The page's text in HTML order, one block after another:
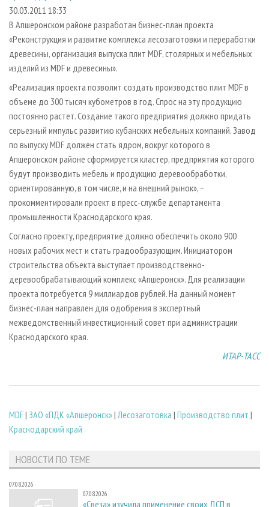
СУШКА ДРЕВЕСИНЫ
ПРОИЗВОДСТВО ДРЕВЕСНЫХ ПЛИТ
ДЕРЕВЯННОЕ ДОМОСТРОЕНИЕ
ПРОИЗВОДСТВО МЕБЕЛИ
БИОЭНЕРГЕТИКА
ЦБП
ИНСТРУМЕНТ И МАТЕРИАЛЫ
ПЕРСОНЫ
МОБИЛЬНЫЕ ВЫСТАВКИ
ОФИЦИАЛЬНЫЕ ДЕЛЕГАЦИИ
ПРИОРИТЕТНЫЕ ИНВЕСТПРОЕКТЫ
RUSSIAN FORESTRY REVIEW
ГАЗЕТА ЛЕСПРОМФОРУМ
БИБЛИОТЕКА СПЕЦИАЛИСТА
КОНТАКТЫ
РЕКЛАМА
РЕКЛАМА НА САЙТЕ
30.03.2011 18:33
В Апшеронском районе разработан бизнес-план проекта
«Реконструкция и развитие комплекса лесозаготовки и переработки
древесины, организация выпуска плит MDF, столярных и мебельных
изделий из MDF и древесины».
«Реализация проекта позволит создать производство плит MDF в
объеме до 300 тысяч кубометров в год. Спрос на эту продукцию
постоянно растет. Создание такого предприятия должно придать
серьезный импульс развитию кубанских мебельных компаний. Завод
по выпуску MDF должен стать ядром, вокруг которого в
Апшеронском районе сформируется кластер, предприятия которого
будут производить мебель и продукцию деревообработки,
ориентированную, в том числе, и на внешний рынок», −
прокомментировали проект в пресс-службе департамента
промышленности Краснодарского края.
Согласно проекту, предприятие должно обеспечить около 900
новых рабочих мест и стать градообразующим. Инициатором
строительства объекта выступает производственно-
деревообрабатывающий комплекс «Апшеронск». Для реализации
проекта потребуется 9 миллиардов рублей. На данный момент
бизнес-план направлен для одобрения в экспертный
межведомственный инвестиционный совет при администрации
Краснодарского края.
ИТАР-ТАСС
MDF| ЗАО «ПДК «Апшеронск»|Лесозаготовка | Производство плит |
Краснодарский край
НОВОСТИ ПО ТЕМЕ
07.08.2026
07.08.2026
«Свеза» изучила применение своих ДСП в